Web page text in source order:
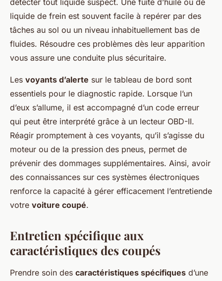
détecter tout liquide suspect. Une fuite d’huile ou de
liquide de frein est souvent facile à repérer par des
tâches au sol ou un niveau inhabituellement bas de
fluides. Résoudre ces problèmes dès leur apparition
vous assure une conduite plus sécuritaire.
Les voyants d’alerte sur le tableau de bord sont
essentiels pour le diagnostic rapide. Lorsque l’un
d’eux s’allume, il est accompagné d’un code erreur
qui peut être interprété grâce à un lecteur OBD-II.
Réagir promptement à ces voyants, qu’il s’agisse du
moteur ou de la pression des pneus, permet de
prévenir des dommages supplémentaires. Ainsi, avoir
des connaissances sur ces systèmes électroniques
renforce la capacité à gérer efficacement l’entretiende
votre voiture coupé.
Entretien spécifique aux
caractéristiques des coupés
Prendre soin des caractéristiques spécifiques d’une